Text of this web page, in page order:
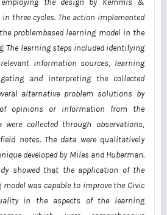
employing the design by Kemmis &
in three cycles. The action implemented
problembased learning model in the
The learning steps included identifying
relevant information sources, learning
and interpreting the collected
alternative problem solutions by
of opinions or information from
the
were collected through observations,
field notes. The data were qualitatively
developed by Miles and Huberman.
showed that the application of the
model was capable to improve the Civic
in the aspects of the learning